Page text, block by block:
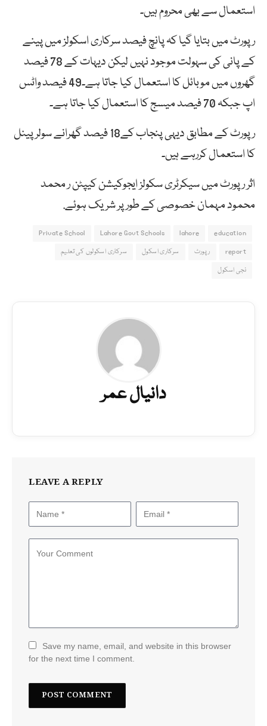
استعمال سے بھی محروم ہیں۔
رپورٹ میں بتایا گیا کہ پانچ فیصد سرکاری اسکولز میں پینے
کے پانی کی سہولت موجود نہیں لیکن دیہات کے 78 فیصد
گھروں میں موبائل کا استعمال کیا جاتا ہے۔49 فیصد واٹس
اپ جبکہ 70 فیصد میسج کا استعمال کیا جاتا ہے۔
رپورٹ کے مطابق دیہی پنجاب کے18 فیصد گھرانے سولر پینل
کا استعمال کررہے ہیں۔
اثر رپورٹ میں سیکرٹری سکولز ایجوکیشن کیپٹن ر محمد
محمود مہمان خصوصی کے طور پر شریک ہوئے.
education
lahore
Lahore Govt Schools
Private School
report
رپورٹ سرکاری اسکول
سرکاری اسکولوں کی تعلیم
نجی اسکول
دانیال عمر
LEAVE A REPLY
Save my name, email, and website in this browser
for the next time I comment.